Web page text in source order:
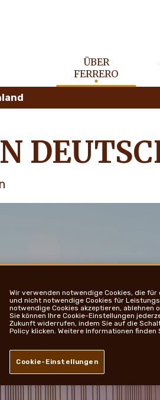
ÜBER
FERRERO
Wir verwenden notwendige Cookies, die
und nicht notwendige Cookies für
notwendige Cookies akzeptieren, ablehnen
Sie können Ihre Cookie-Einstellungen
Zukunft widerrufen, indem Sie auf die
Policy klicken. Weitere Informationen finden
Cookie-Einstellungen